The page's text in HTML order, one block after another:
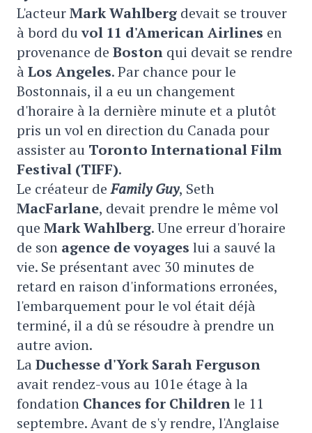
L'acteurMark Wahlberg devait se trouver
à bord duvol 11 d'American Airlines en
provenance de Boston qui devait se rendre
àLos Angeles. Par chance pour le
Bostonnais, il a eu un changement
d'horaire à la dernière minute et a plutôt
pris un vol en direction du Canada pour
assister au Toronto International Film
Festival (TIFF).
Le créateur deFamily Guy, Seth
MacFarlane, devait prendre le même vol
que Mark Wahlberg. Une erreur d'horaire
de son agence de voyages lui a sauvé la
vie. Se présentant avec 30 minutes de
retard en raison d'informations erronées,
l'embarquement pour le vol était déjà
terminé, il a dû se résoudre à prendre un
autre avion.
LaDuchesse d'York Sarah Ferguson
avait rendez-vous au 101e étage à la
fondation Chances for Childrenle 11
septembre. Avant de s'y rendre, l'Anglaise